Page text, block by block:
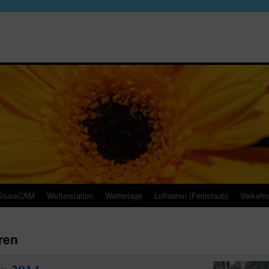
Wetterstation Wetterlage Luftdaten (Feinstaub)